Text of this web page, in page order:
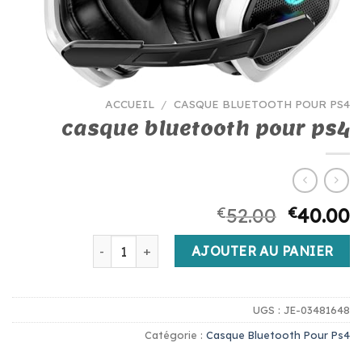
ACCUEIL / CASQUE BLUETOOTH POUR PS4
casque bluetooth pour ps4
€52.00 €40.00
quantité de casque bluetooth pour ps4
AJOUTER AU PANIER
UGS : JE-03481648
Catégorie : Casque Bluetooth Pour Ps4